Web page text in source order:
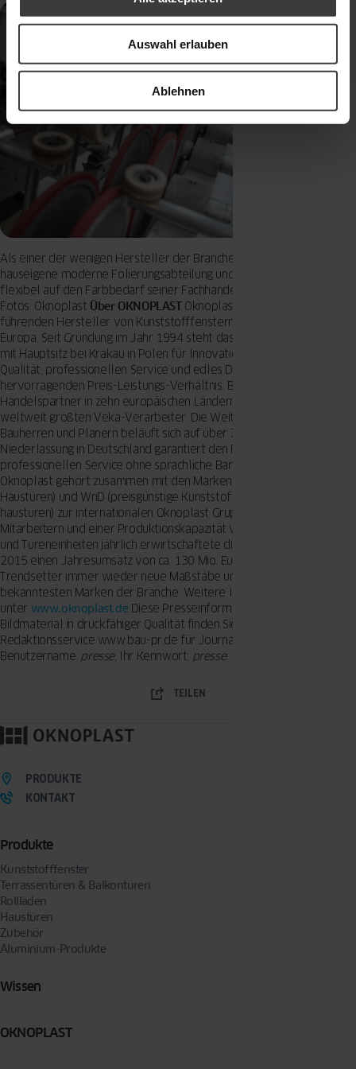
Auswahl erlauben
Ablehnen
Als einer der wenigen Hersteller der Branche besitzt Oknoplast eine
hauseigene moderne Folierungsabteilung und kann dadurch jederzeit
flexibel auf den Farbbedarf seiner Fachhandelspartner reagieren.
Fotos: Oknoplast Über OKNOPLASTOknoplast ist einer der
führenden Hersteller von Kunststofffenstern und -
Europa. Seit Gründung im Jahr 1994 steht das Familienunternehmen
mit Hauptsitz bei Krakau in Polen für Innovationskraft, Premium-
Qualität, professionellen Service und edles Design zu einem
hervorragenden Preis-Leistungs-Verhältnis. Bereits mehr als 2.500
Handelspartner in zehn europäischen Ländern vertrauen dem
weltweit größten Veka-Verarbeiter. Die Weiterempfehlungsrate bei
Bauherren und Planern beläuft sich auf über 70 %. Eine eigene
Niederlassung in Deutschland garantiert den Fachpartnern einen
professionellen Service ohne sprachliche Barrieren. Die Marke
Oknoplast gehört zusammen mit den Marken Aluhaus (Aluminium-
Haustüren) und WnD (preisgünstige Kunststofffenster und -
haustüren) zur internationalen Oknoplast Gruppe. Mit über 1.250
Mitarbeitern und einer Produktionskapazität von 1.5 Mio. Fenster-
und Türeneinheiten jährlich erwirtschaftete die Oknoplast Gruppe
2015 einen Jahresumsatz von ca. 130 Mio. Euro. Oknoplast setzt als
Trendsetter immer wieder neue Maßstäbe und gilt als eine der
bekanntesten Marken der Branche. Weitere Informationen
unter www.oknoplast.deDiese Presseinformation sowie das
Bildmaterial in druckfähiger Qualität finden Sie auch im
Redaktionsservice www.bau-pr.de für Journalisten. Ihr
Benutzername: presse, Ihr Kennwort: presse.
TEILEN
Produkte
Kunststofffenster
Terrassentüren & Balkontüren
Rollläden
Haustüren
Zubehör
Aluminium-Produkte
Wissen
OKNOPLAST
PRODUKTE
KONTAKT